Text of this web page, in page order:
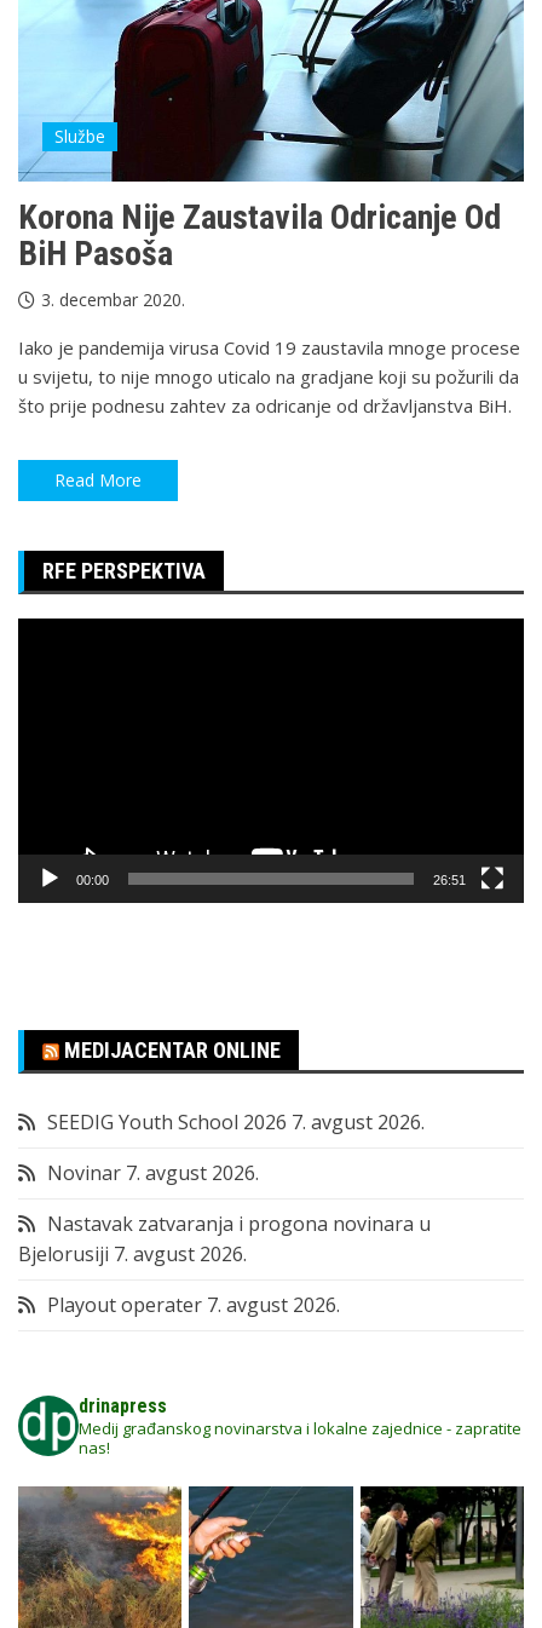
Službe
Korona Nije Zaustavila Odricanje Od
BiH Pasoša
3. decembar 2020.
Iako je pandemija virusa Covid 19 zaustavila mnoge procese
u svijetu, to nije mnogo uticalo na gradjane koji su požurili da
što prije podnesu zahtev za odricanje od državljanstva BiH.
Read More
RFE PERSPEKTIVA
00:00 26:51
MEDIJACENTAR ONLINE
SEEDIG Youth School 2026 7. avgust 2026.
Novinar 7. avgust 2026.
Nastavak zatvaranja i progona novinara u
Bjelorusiji 7. avgust 2026.
Playout operater 7. avgust 2026.
drinapress
Medij građanskog novinarstva i lokalne zajednice - zapratite
nas!